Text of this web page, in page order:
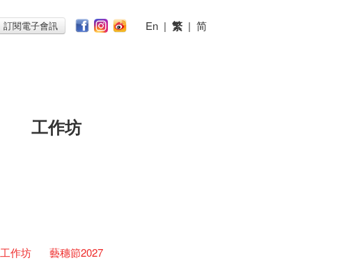
訂閱電子會訊 En | 繁 | 简
工作坊
工作坊 藝穗節2027